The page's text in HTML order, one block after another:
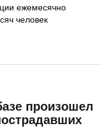
ежемесячно
человек
произошел